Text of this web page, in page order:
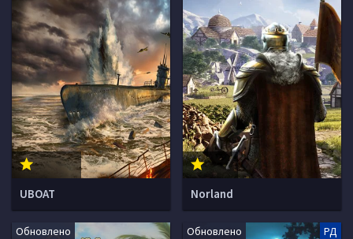
UBOAT Norland
Обновлено Обновлено РД